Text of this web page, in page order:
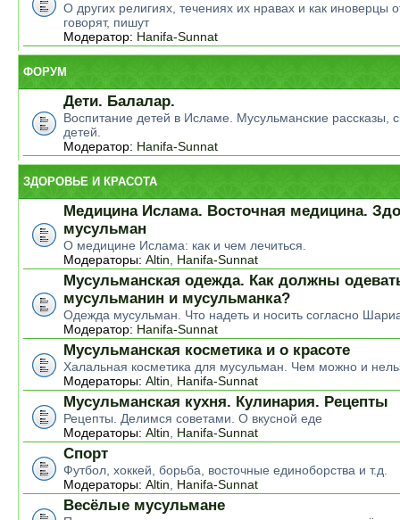
О других религиях, течениях их нравах и как иноверцы
говорят, пишут
Модератор: Hanifa-Sunnat
ФОРУМ
Дети. Балалар.
Воспитание детей в Исламе. Мусульманские рассказы,
детей.
Модератор: Hanifa-Sunnat
ЗДОРОВЬЕ И КРАСОТА
Медицина Ислама. Восточная медицина.
мусульман
О медицине Ислама: как и чем лечиться.
Модераторы: Altin Hanifa-Sunnat
Мусульманская одежда. Как должны
мусульманин и мусульманка?
Одежда мусульман. Что надеть и носить согласно
Модератор: Hanifa-Sunnat
Мусульманская косметика и о красоте
Халальная косметика для мусульман. Чем можно и
Модераторы: Altin Hanifa-Sunnat
Мусульманская кухня. Кулинария. Рецепты
Рецепты. Делимся советами. О вкусной еде
Модераторы: Altin Hanifa-Sunnat
Спорт
Футбол, хоккей, борьба, восточные единоборства и т.д.
Модераторы: Altin Hanifa-Sunnat
Весёлые мусульмане